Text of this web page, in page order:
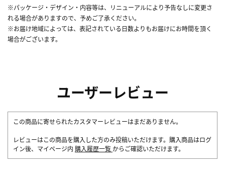
※パッケージ・デザイン・内容等は、リニューアルにより予告なしに変更さ
れる場合がありますので、予めご了承ください。
※お届け地域によっては、表記されている日数よりもお届けにお時間を頂く
場合がございます。
ユーザーレビュー
この商品に寄せられたカスタマーレビューはまだありません。
レビューはこの商品を購入した方のみ投稿いただけます。購入商品はログ
イン後、マイページ内 購入履歴一覧 からご確認いただけます。